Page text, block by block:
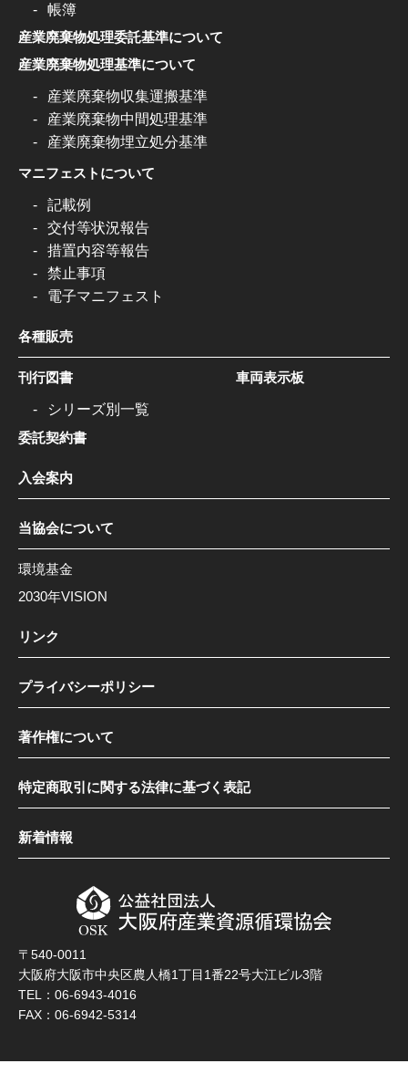
帳簿
産業廃棄物処理委託基準について
産業廃棄物処理基準について
産業廃棄物収集運搬基準
産業廃棄物中間処理基準
産業廃棄物埋立処分基準
マニフェストについて
記載例
交付等状況報告
措置内容等報告
禁止事項
電子マニフェスト
各種販売
刊行図書
シリーズ別一覧
委託契約書
車両表示板
入会案内
当協会について
環境基金
2030年VISION
リンク
プライバシーポリシー
著作権について
特定商取引に関する法律に基づく表記
新着情報
〒540-0011
大阪府大阪市中央区農人橋1丁目1番22号大江ビル3階
TEL：06-6943-4016
FAX：06-6942-5314